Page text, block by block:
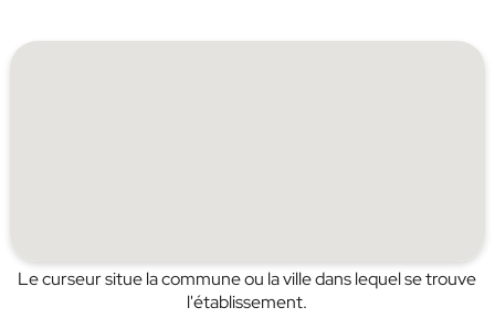
Le curseur situe la commune ou la ville dans lequel se trouve
l'établissement.